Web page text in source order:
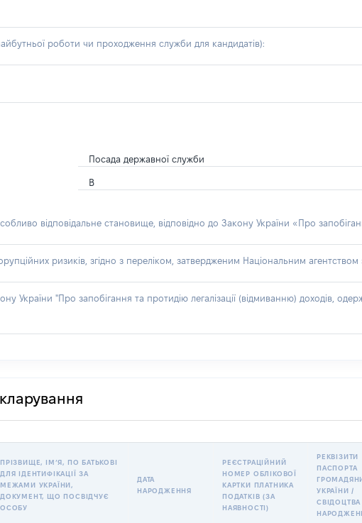
роботи чи проходження служби для кандидатів):
Посада державної служби
В
відповідальне становище, відповідно до Закону України «Про
ризиків, згідно з переліком, затвердженим Національним агентством
України "Про запобігання та протидію легалізації (відмиванню) доходів,
ПРІЗВИЩЕ, ІМʼЯ, ПО БАТЬКОВІ
ДЛЯ ІДЕНТИФІКАЦІЇ ЗА
МЕЖАМИ УКРАЇНИ,
ДОКУМЕНТ, ЩО ПОСВІДЧУЄ
ОСОБУ
ДАТА
НАРОДЖЕННЯ
РЕЄСТРАЦІЙНИЙ
НОМЕР ОБЛІКОВОЇ
КАРТКИ ПЛАТНИКА
ПОДАТКІВ (ЗА
НАЯВНОСТІ)
РЕКВІЗИТИ
ПАСПОРТА
УКРАЇНИ /